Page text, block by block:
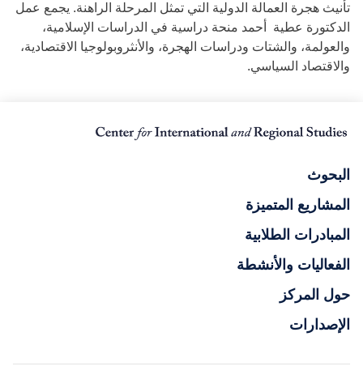
تأنيث هجرة العمالة الدولية التي تمثل المرحلة الراهنة. يجمع عمل
الدكتورة عطية أحمد منحة دراسية في الدراسات الإسلامية،
والعولمة، والشتات ودراسات الهجرة، والأنثروبولوجيا الاقتصادية،
والاقتصاد السياسي.
البحوث
المشاريع المتميزة
المبادرات الطلابية
الفعاليات والأنشطة
حول المركز
الإصدارات